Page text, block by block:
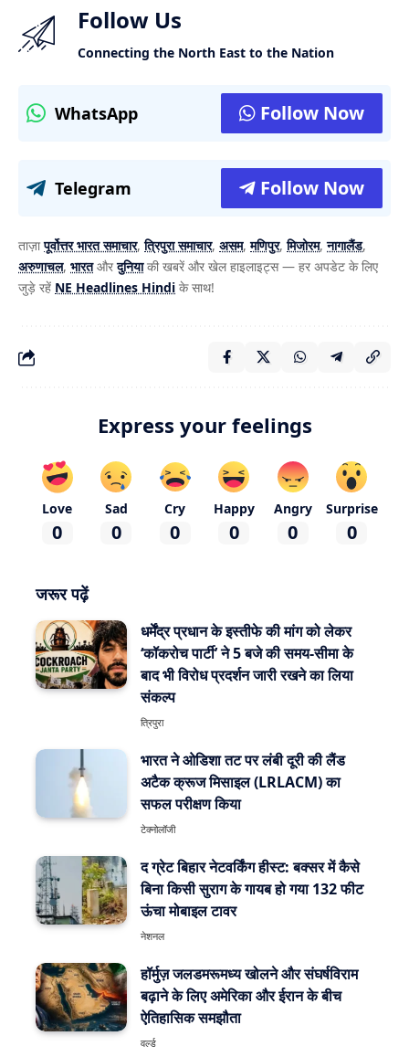
Follow Us
Connecting the North East to the Nation
WhatsApp Follow Now
Telegram Follow Now
ताज़ापूर्वोत्तर भारत समाचार,त्रिपुरा समाचार, असम,मणिपुर,मिजोरम,नागालैंड,
अरुणाचल, भारतऔरदुनियाकी खबरें और खेल हाइलाइट्स — हर अपडेट के लिए
जुड़े रहें NE Headlines Hindi के साथ!
Express your feelings
Love
0
Sad
0
Cry
0
Happy
0
Angry
0
Surprise
0
जरूर पढ़ें
धर्मेंद्र प्रधान के इस्तीफे की मांग को लेकर
‘कॉकरोच पार्टी’ ने 5 बजे की समय-सीमा के
बाद भी विरोध प्रदर्शन जारी रखने का लिया
संकल्प
त्रिपुरा
भारत ने ओडिशा तट पर लंबी दूरी की लैंड
अटैक क्रूज मिसाइल (LRLACM) का
सफल परीक्षण किया
टेक्नोलॉजी
द ग्रेट बिहार नेटवर्किंग हीस्ट: बक्सर में कैसे
बिना किसी सुराग के गायब हो गया 132 फीट
ऊंचा मोबाइल टावर
नेशनल
हॉर्मुज़ जलडमरूमध्य खोलने और संघर्षविराम
बढ़ाने के लिए अमेरिका और ईरान के बीच
ऐतिहासिक समझौता
वर्ल्ड